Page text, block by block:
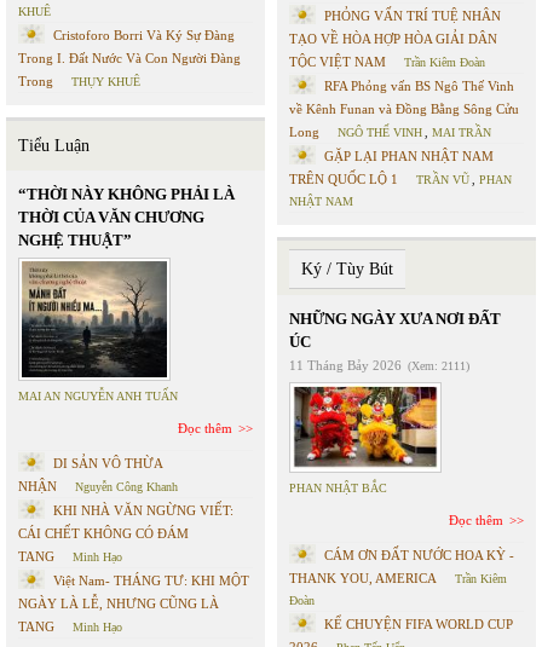
KHUÊ
Cristoforo Borri Và Ký Sự Đàng
Trong I. Đất Nước Và Con Người Đàng
Trong
THỤY KHUÊ
Tiểu Luận
“THỜI NÀY KHÔNG PHẢI LÀ
THỜI CỦA VĂN CHƯƠNG
NGHỆ THUẬT”
MAI AN NGUYỄN ANH TUẤN
Đọc thêm
DI SẢN VÔ THỪA
NHẬN
Nguyễn Công Khanh
KHI NHÀ VĂN NGỪNG VIẾT:
CÁI CHẾT KHÔNG CÓ ĐÁM
TANG
Minh Hạo
Việt Nam- THÁNG TƯ: KHI MỘT
NGÀY LÀ LỄ, NHƯNG CŨNG LÀ
TANG
Minh Hạo
PHỎNG VẤN TRÍ TUỆ NHÂN
TẠO VỀ HÒA HỢP HÒA GIẢI DÂN
TỘC VIỆT NAM
Trần Kiêm Đoàn
RFA Phỏng vấn BS Ngô Thế Vinh
về Kênh Funan và Đồng Bằng Sông Cửu
Long
NGÔ THẾ VINH MAI TRẦN
GẶP LẠI PHAN NHẬT NAM
TRÊN QUỐC LỘ 1
TRẦN VŨ
PHAN
NHẬT NAM
Ký / Tùy Bút
NHỮNG NGÀY XƯA NƠI ĐẤT
ÚC
11 Tháng Bảy 2026 (Xem: 2111)
PHAN NHẬT BẮC
Đọc thêm
CÁM ƠN ĐẤT NƯỚC HOA KỲ -
THANK YOU, AMERICA
Trần Kiêm
Đoàn
KỂ CHUYỆN FIFA WORLD CUP